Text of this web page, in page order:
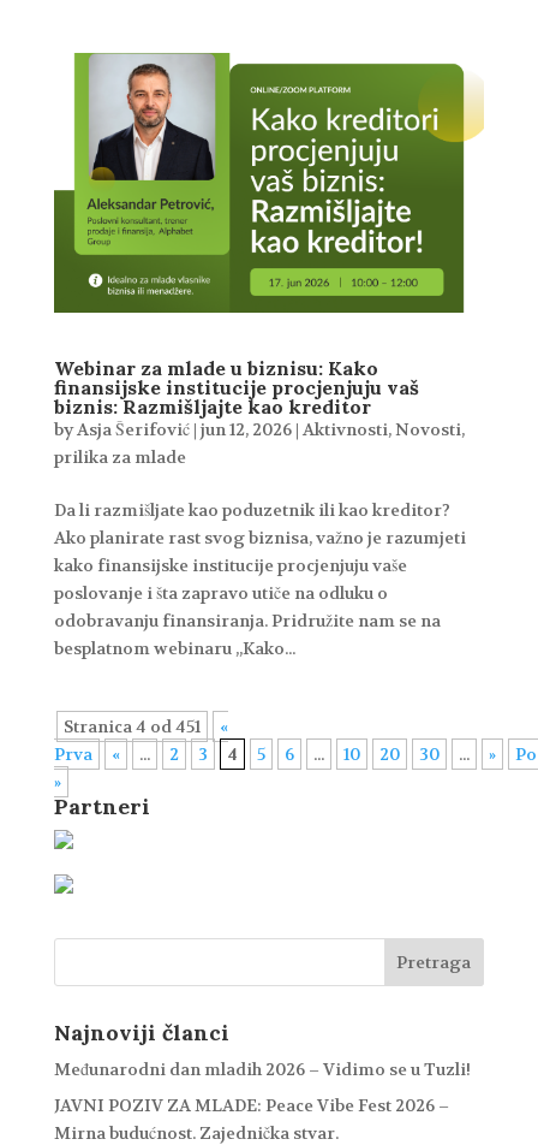
Webinar za mlade u biznisu: Kako
finansijske institucije procjenjuju vaš
biznis: Razmišljajte kao kreditor
byAsja Šerifović| jun 12, 2026| Aktivnosti,Novosti,
prilika za mlade
Da li razmišljate kao poduzetnik ili kao kreditor?
Ako planirate rast svog biznisa, važno je razumjeti
kako finansijske institucije procjenjuju vaše
poslovanje i šta zapravo utiče na odluku o
odobravanju finansiranja. Pridružite nam se na
besplatnom webinaru „Kako...
Stranica 4 od 451
«
Prva
« ... 2 3 4 5 6 ... 10 20 30 ... »
»
Partneri
Najnoviji članci
Međunarodni dan mladih 2026 – Vidimo se u Tuzli!
JAVNI POZIV ZA MLADE: Peace Vibe Fest 2026 –
Mirna budućnost. Zajednička stvar.